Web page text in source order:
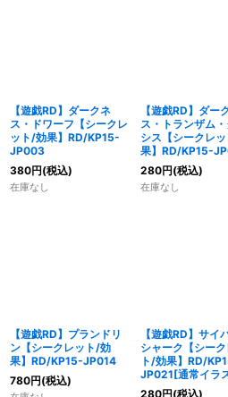
【遊戯RD】ダークネ
ス・ドワーフ【シークレ
ット/効果】RD/KP15-
JP003
380円(税込)
在庫なし
【遊戯RD】ダー
ス・トランザム
シス【シークレ
果】RD/KP15-
280円(税込)
在庫なし
【遊戯RD】プランドリ
ン【シークレット/効
果】RD/KP15-JP014
780円(税込)
【遊戯RD】サイ
シャーク【シーク
ト/効果】RD/
JP021[通常イラ
280円(税込)